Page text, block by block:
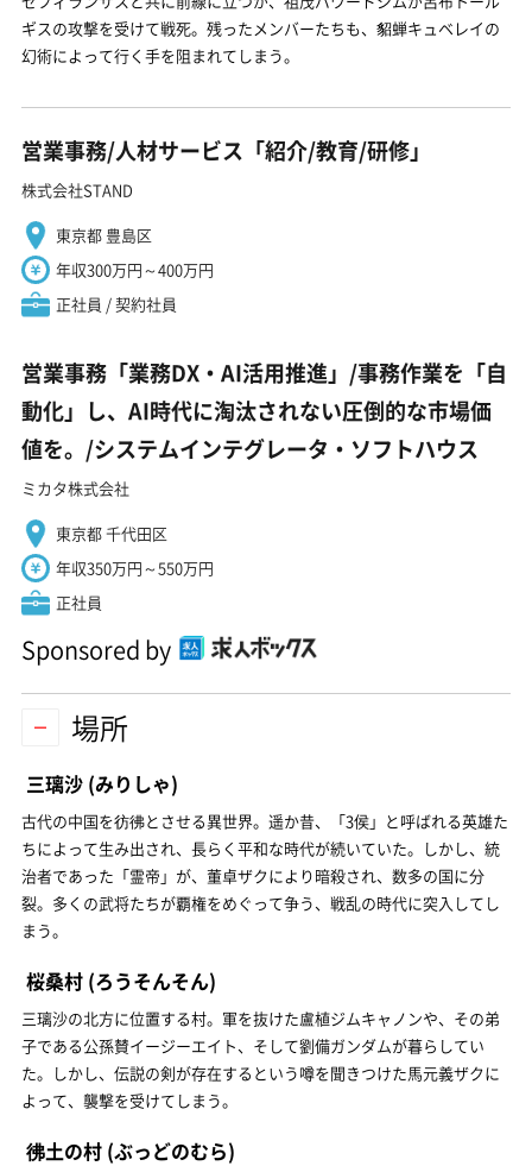
ギスの攻撃を受けて戦死。残ったメンバーたちも、貂蝉キュベレイの
幻術によって行く手を阻まれてしまう。
営業事務/人材サービス「紹介/教育/研修」
株式会社STAND
東京都 豊島区
年収300万円～400万円
正社員 / 契約社員
営業事務「業務DX・AI活用推進」/事務作業を「自
動化」し、AI時代に淘汰されない圧倒的な市場価
値を。/システムインテグレータ・ソフトハウス
ミカタ株式会社
東京都 千代田区
年収350万円～550万円
正社員
Sponsored by
場所
三璃沙 (みりしゃ)
古代の中国を彷彿とさせる異世界。遥か昔、「3侯」と呼ばれる英雄た
ちによって生み出され、長らく平和な時代が続いていた。しかし、統
治者であった「霊帝」が、董卓ザクにより暗殺され、数多の国に分
裂。多くの武将たちが覇権をめぐって争う、戦乱の時代に突入してし
まう。
桜桑村 (ろうそんそん)
三璃沙の北方に位置する村。軍を抜けた盧植ジムキャノンや、その弟
子である公孫賛イージーエイト、そして劉備ガンダムが暮らしてい
た。しかし、伝説の剣が存在するという噂を聞きつけた馬元義ザクに
よって、襲撃を受けてしまう。
彿土の村 (ぶっどのむら)